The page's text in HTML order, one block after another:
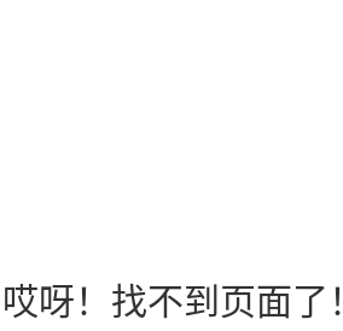
哎呀！找不到页面了